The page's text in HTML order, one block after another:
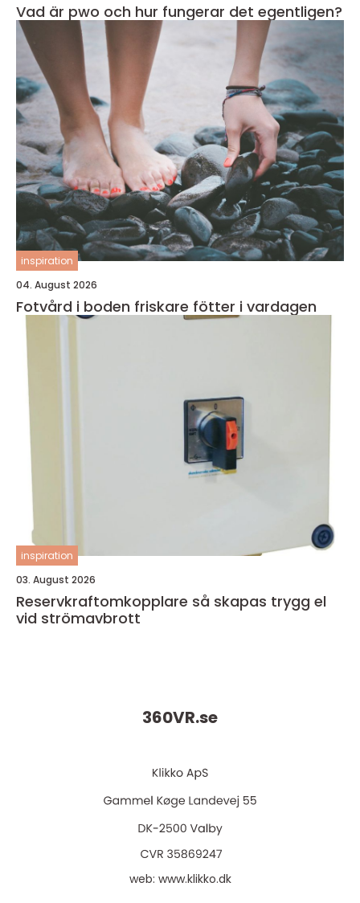
Vad är pwo och hur fungerar det egentligen?
inspiration
04. August 2026
Fotvård i boden friskare fötter i vardagen
inspiration
03. August 2026
Reservkraftomkopplare så skapas trygg el
vid strömavbrott
360VR.se
web: www.klikko.dk